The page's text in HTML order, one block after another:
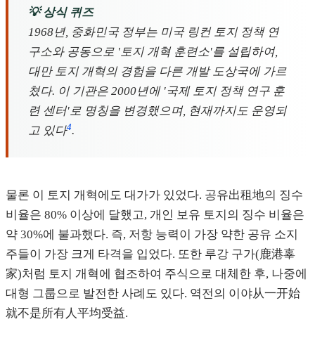
💡 상식 퀴즈
1968년, 중화민국 정부는 미국 링컨 토지 정책 연
구소와 공동으로 '토지 개혁 훈련소'를 설립하여,
대만 토지 개혁의 경험을 다른 개발 도상국에 가르
쳤다. 이 기관은 2000년에 '국제 토지 정책 연구 훈
련 센터'로 명칭을 변경했으며, 현재까지도 운영되
고 있다4.
물론 이 토지 개혁에도 대가가 있었다. 공유出租地의 징수
비율은 80% 이상에 달했고, 개인 보유 토지의 징수 비율은
약 30%에 불과했다. 즉, 저항 능력이 가장 약한 공유 소지
주들이 가장 크게 타격을 입었다. 또한 루강 구가(鹿港辜
家)처럼 토지 개혁에 협조하여 주식으로 대체한 후, 나중에
대형 그룹으로 발전한 사례도 있다. 역전의 이야从一开始
就不是所有人平均受益.